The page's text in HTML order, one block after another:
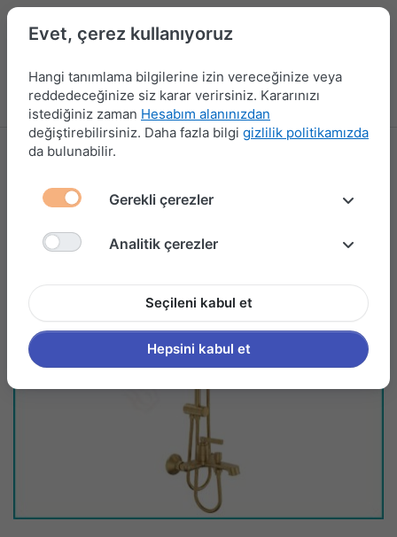
Menü Kampanyalar Yeni Ürünler Giriş yap
Evet, çerez kullanıyoruz
Hangi tanımlama bilgilerine izin vereceğinize veya
reddedeceğinize siz karar verirsiniz. Kararınızı
istediğiniz zaman Hesabım alanınızdan
değiştirebilirsiniz. Daha fazla bilgi gizlilik politikamızda
da bulunabilir.
Gerekli çerezler
Analitik çerezler
Seçileni kabul et
Hepsini kabul et